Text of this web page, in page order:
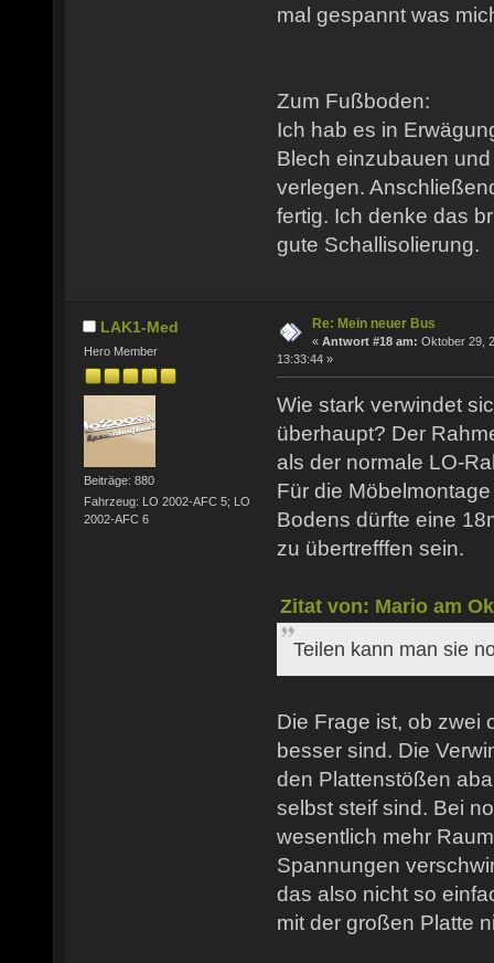
mal gespannt was
Zum Fußboden:
Ich hab es in
Blech einzubauen
verlegen.
fertig. Ich denke das
gute Schallisolierung.
LAK1-Med
Hero Member
Beiträge: 880
Fahrzeug: LO 2002-AFC 5; LO
2002-AFC 6
Re: Mein neuer Bus
« Antwort #18 am: Oktober 29,
13:33:44 »
Wie stark verwindet
überhaupt? Der
als der normale LO-
Für die
Bodens dürfte eine
zu übertrefffen sein.
Zitat von: Mario am
Teilen kann man sie
Die Frage ist, ob zwei
besser sind. Die
den Plattenstößen
selbst steif sind. Bei
wesentlich mehr
Spannungen
das also nicht so
mit der großen Platte